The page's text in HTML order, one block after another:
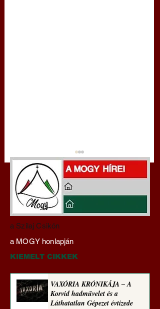
Miért tabu Fauci
büntetőjogi felelősségre
vonása
a Szilaj Csikón
a MOGY honlapján
KIEMELT CIKKEK
VAXÓRIA KRÓNIKÁJA ‒ A
Korvid hadművelet és a
Láthatatlan Gépezet évtizede